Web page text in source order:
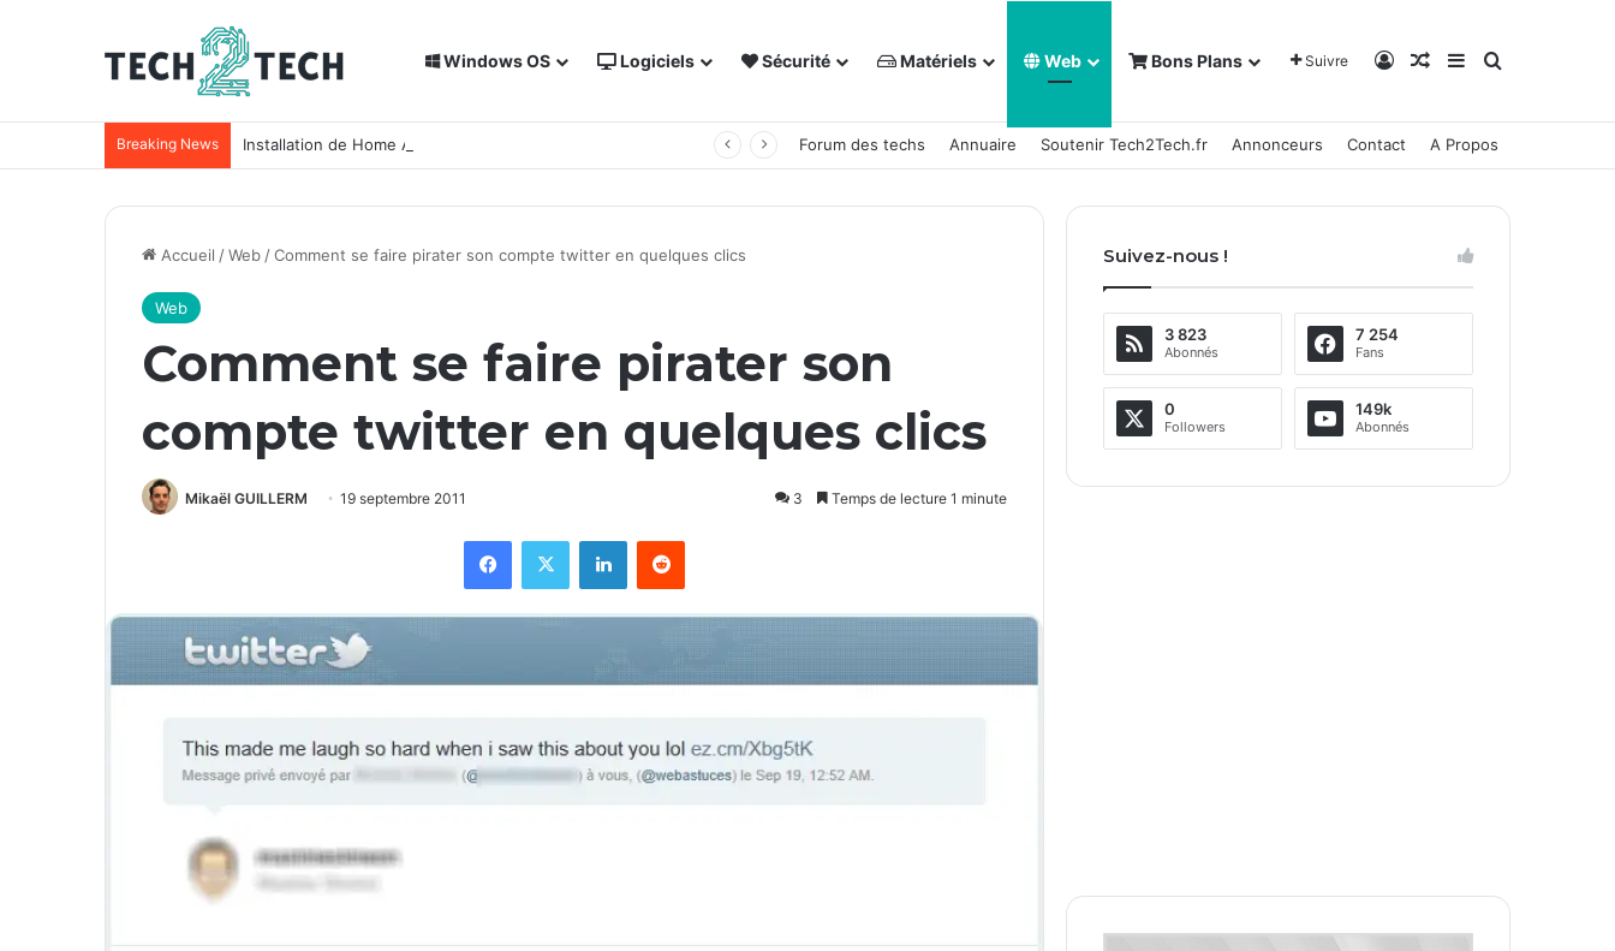
Windows OS Logiciels Sécurité Matériels Web Bons Plans Suivre Connexion
Article Aléatoire
Sidebar (barre
Rechercher
Breaking News Installation de Home Assistant sur un NAS Synology Forum des techs Annuaire Soutenir Tech2Tech.fr Annonceurs Contact A Propos
Accueil /Web /Comment se faire pirater son compte twitter en quelques clics
Web
Comment se faire pirater son
compte twitter en quelques clics
Mikaël GUILLERM 19 septembre 2011 3 Temps de lecture 1 minute
Suivez-nous !
3 823
Abonnés
7 254
Fans
0
Followers
149k
Abonnés